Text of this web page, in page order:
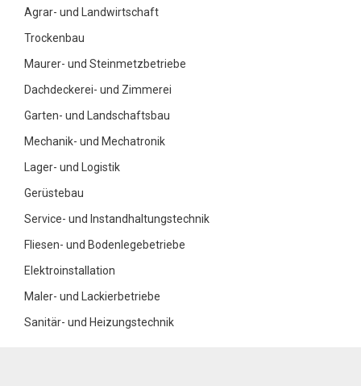
Agrar- und Landwirtschaft
Trockenbau
Maurer- und Steinmetzbetriebe
Dachdeckerei- und Zimmerei
Garten- und Landschaftsbau
Mechanik- und Mechatronik
Lager- und Logistik
Gerüstebau
Service- und Instandhaltungstechnik
Fliesen- und Bodenlegebetriebe
Elektroinstallation
Maler- und Lackierbetriebe
Sanitär- und Heizungstechnik